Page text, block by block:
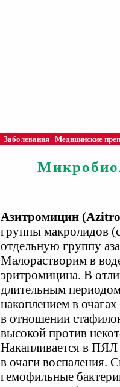
| Заболевания | Медицинские
Азитромицин
группы макролидов
отдельную группу
Малорастворим в
эритромицина. В
длительным
накоплением в
в отношении
высокой против
Накапливается в
в очаги воспаления.
гемофильные